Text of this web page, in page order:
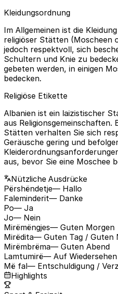
Kleidungsordnung
Im Allgemeinen ist die
religiöser Stätten (Moscheen
jedoch respektvoll, sich
Schultern und Knie zu
gebeten werden, in einigen
bedecken.
Religiöse Etikette
Albanien ist ein laizistischer
aus Religionsgemeinschaften.
Stätten verhalten Sie sich
Geräusche gering und
aus, bevor Sie eine Moschee
Nützliche Ausdrücke
Përshëndetje— Hallo
Faleminderit— Danke
Po— Ja
Jo— Nein
Mirëmëngjes— Guten Morgen
Mirëdita— Guten Tag / Guten
Mirëmbrëma— Guten Abend
Lamtumirë— Auf Wiedersehen
Më fal— Entschuldigung /
Highlights